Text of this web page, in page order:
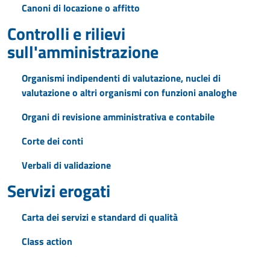
Canoni di locazione o affitto
Controlli e rilievi
sull'amministrazione
Organismi indipendenti di valutazione, nuclei di
valutazione o altri organismi con funzioni analoghe
Organi di revisione amministrativa e contabile
Corte dei conti
Verbali di validazione
Servizi erogati
Carta dei servizi e standard di qualità
Class action